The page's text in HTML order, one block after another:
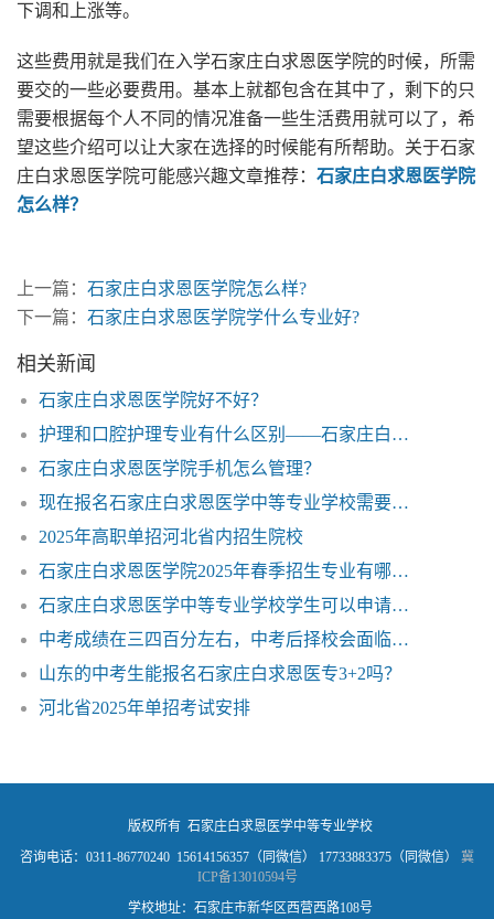
下调和上涨等。
这些费用就是我们在入学石家庄白求恩医学院的时候，所需
要交的一些必要费用。基本上就都包含在其中了，剩下的只
需要根据每个人不同的情况准备一些生活费用就可以了，希
望这些介绍可以让大家在选择的时候能有所帮助。关于石家
庄白求恩医学院可能感兴趣文章推荐： 石家庄白求恩医学院
怎么样？
上一篇： 石家庄白求恩医学院怎么样?
下一篇： 石家庄白求恩医学院学什么专业好?
相关新闻
石家庄白求恩医学院好不好？
护理和口腔护理专业有什么区别——石家庄白求恩医学院
石家庄白求恩医学院手机怎么管理？
现在报名石家庄白求恩医学中等专业学校需要分数吗？
2025年高职单招河北省内招生院校
石家庄白求恩医学院2025年春季招生专业有哪些？
石家庄白求恩医学中等专业学校学生可以申请走读吗？
中考成绩在三四百分左右，中考后择校会面临什么问题？
山东的中考生能报名石家庄白求恩医专3+2吗？
河北省2025年单招考试安排
版权所有 石家庄白求恩医学中等专业学校
咨询电话：0311-86770240 15614156357（同微信） 17733883375（同微信） 冀
ICP备13010594号
学校地址：石家庄市新华区西营西路108号